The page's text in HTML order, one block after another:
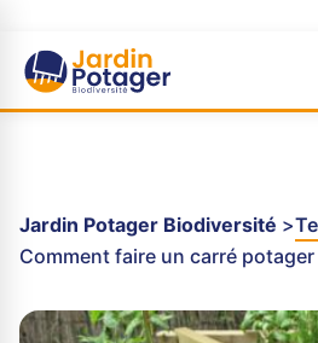
Jardin Potager Biodiversité
Comment faire un carré